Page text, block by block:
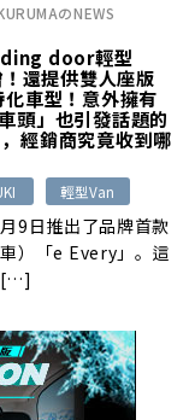
のNEWS
door輕型
還提供雙人座版
車型！意外擁有
頭」也引發話題的
經銷商究竟收到哪
輕型Van
9日推出了品牌首款
）「e Every」。這
[…]